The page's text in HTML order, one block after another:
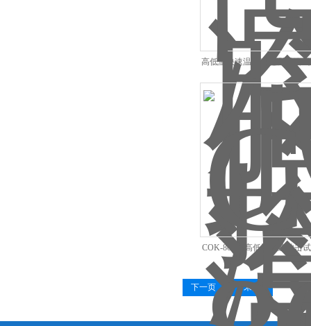
高低温快速温度变化测试箱
箱
COK-80-3H高低温快速冲击
下一页 末页